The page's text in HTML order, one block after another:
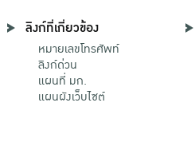
ลิงก์ที่เกี่ยวข้อง
หมายเลขโทรศัพท์
ลิงก์ด่วน
แผนที่ มก.
แผนผังเว็บไซต์